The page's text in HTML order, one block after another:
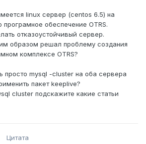
linux сервер (centos 6.5) на
програмное обеспечение OTRS.
отказоустойчивый сервер.
образом решал проблему создания
комплексе OTRS?
просто mysql -cluster на оба сервера
пакет keeplive?
cluster подскажите какие статьи
Цитата